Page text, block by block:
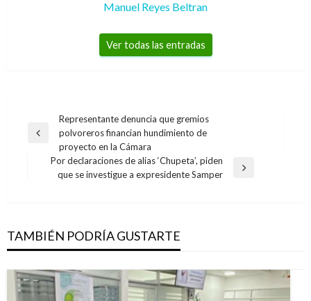
Manuel Reyes Beltran
Ver todas las entradas
Navegación
de
entradas
Entrada
anterior
Representante denuncia que gremios
polvoreros financian hundimiento de
proyecto en la Cámara
Entrada
Por declaraciones de alias ‘Chupeta’, piden
que se investigue a expresidente Samper
TAMBIÉN PODRÍA GUSTARTE